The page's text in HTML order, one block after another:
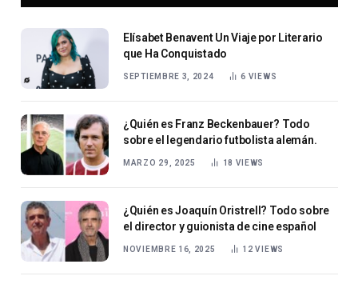
Elísabet Benavent Un Viaje por Literario
que Ha Conquistado
SEPTIEMBRE 3, 2024 6 VIEWS
¿Quién es Franz Beckenbauer? Todo
sobre el legendario futbolista alemán.
MARZO 29, 2025 18 VIEWS
¿Quién es Joaquín Oristrell? Todo sobre
el director y guionista de cine español
NOVIEMBRE 16, 2025 12VIEWS